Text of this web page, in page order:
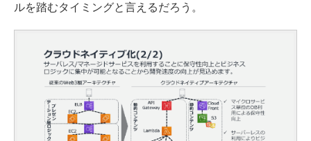
ルを踏むタイミングと言えるだろう。